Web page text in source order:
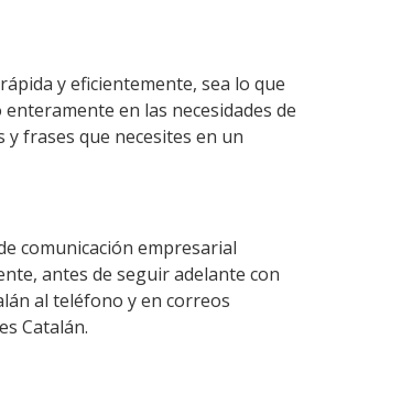
y eficientemente, sea lo que
en las necesidades de
frases que necesites en un
comunicación empresarial
antes de seguir adelante con
al teléfono y en correos
Catalán.